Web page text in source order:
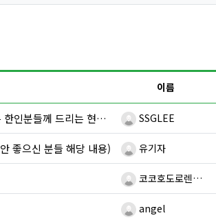
이름
께 드리는 현실적인 안내 등록자SSGLEE
좋으신 분들 해당 내용) 등록자유기자
등록자코코호도로렌…
등록자angel